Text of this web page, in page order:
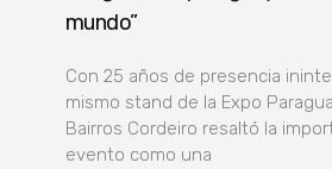
mundo”
Con 25 años de presencia
mismo stand de la Expo
Bairros Cordeiro resaltó la
evento como una